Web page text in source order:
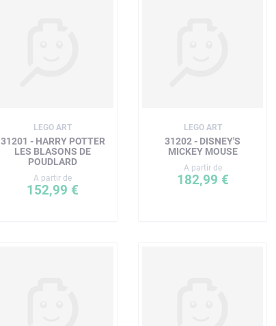
LEGO ART
31201 - HARRY POTTER
LES BLASONS DE
POUDLARD
A partir de
152,99 €
LEGO ART
31202 - DISNEY'S
MICKEY MOUSE
A partir de
182,99 €